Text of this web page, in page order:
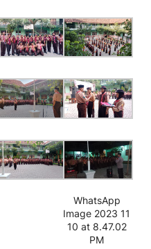
WhatsApp
Image 2023 11
10 at 8.47.02
PM